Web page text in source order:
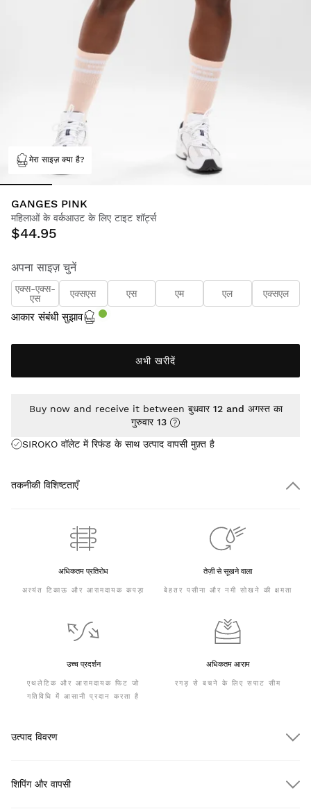
मेरा साइज़ क्या है?
GANGES PINK
महिलाओं के वर्कआउट के लिए टाइट शॉर्ट्स
$44.95
अपना साइज़ चुनें
एक्स-एक्स-
एस
एक्सएस एस एम एल एक्सएल
आकार संबंधी सुझाव
अभी खरीदें
SIROKO वॉलेट में रिफंड के साथ उत्पाद वापसी मुफ़्त है
Buy now and receive it between बुधवार 12 and अगस्त का
गुरुवार 13
तकनीकी विशिष्टताएँ
अधिकतम प्रतिरोध
अत्यंत टिकाऊ और आरामदायक कपड़ा
तेज़ी से सूखने वाला
बेहतर पसीना और नमी सोखने की क्षमता
उच्च प्रदर्शन
एथलेटिक और आरामदायक फिट जो
गतिविधि में आसानी प्रदान करता है
अधिकतम आराम
रगड़ से बचने के लिए सपाट सीम
उत्पाद विवरण
शिपिंग और वापसी